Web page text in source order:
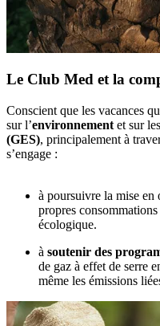
Le Club Med et la
Conscient que les vacances
sur l’environnement et sur les
(GES), principalement à
s’engage :
à poursuivre la mise en
propres
écologique.
à soutenir des
de gaz à effet de serre
même les émissions